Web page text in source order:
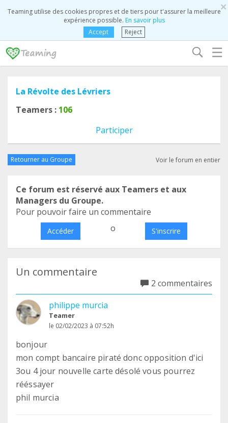
×
Teaming utilise des cookies propres et de tiers pour t'assurer la meilleure
expérience possible. En savoir plus
Accept
Reject
☰
La Révolte des Lévriers
Teamers : 106
Participer
Retourner au Groupe Voir le forum en entier
Ce forum est réservé aux Teamers et aux
Managers du Groupe.
Pour pouvoir faire un commentaire
Accéder o S'inscrire
Un commentaire
2 commentaires
philippe murcia
Teamer
le 02/02/2023 à 07:52h
bonjour
mon compt bancaire piraté donc opposition d'ici
3ou 4 jour nouvelle carte désolé vous pourrez
rééssayer
phil murcia